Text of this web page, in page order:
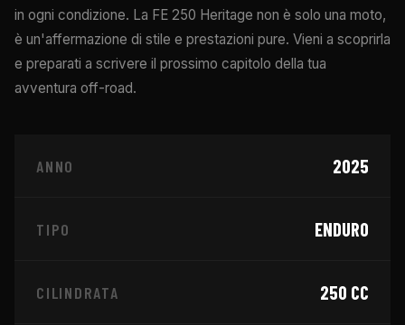
in ogni condizione. La FE 250 Heritage non è solo una moto,
è un'affermazione di stile e prestazioni pure. Vieni a scoprirla
e preparati a scrivere il prossimo capitolo della tua
avventura off-road.
ANNO 2025
TIPO ENDURO
CILINDRATA 250 CC